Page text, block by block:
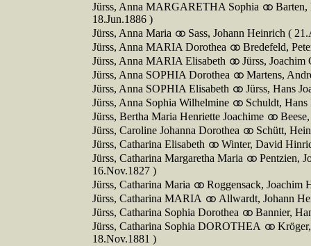
Jürss, Anna MARGARETHA Sophia
Barten,
18.Jun.1886 )
Jürss, Anna Maria
Sass, Johann Heinrich (
Jürss, Anna MARIA Dorothea
Bredefeld,
Jürss, Anna MARIA Elisabeth
Jürss,
Jürss, Anna SOPHIA Dorothea
Martens,
Jürss, Anna SOPHIA Elisabeth
Jürss, Hans
Jürss, Anna Sophia Wilhelmine
Schuldt,
Jürss, Bertha Maria Henriette Joachime
Jürss, Caroline Johanna Dorothea
Schütt,
Jürss, Catharina Elisabeth
Winter, David
Jürss, Catharina Margaretha Maria
Pentzien,
16.Nov.1827 )
Jürss, Catharina Maria
Roggensack, Joachim
Jürss, Catharina MARIA
Allwardt, Johann
Jürss, Catharina Sophia Dorothea
Bannier,
Jürss, Catharina Sophia DOROTHEA
18.Nov.1881 )